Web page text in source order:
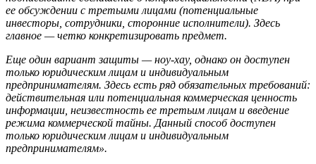
ее обсуждении с третьими лицами (потенциальные
инвесторы, сотрудники, сторонние исполнители). Здесь
главное — четко конкретизировать предмет.
Еще один вариант защиты — ноу-хау, однако он доступен
только юридическим лицам и индивидуальным
предпринимателям. Здесь есть ряд обязательных требований:
действительная или потенциальная коммерческая ценность
информации, неизвестность ее третьим лицам и введение
режима коммерческой тайны. Данный способ доступен
только юридическим лицам и индивидуальным
предпринимателям».